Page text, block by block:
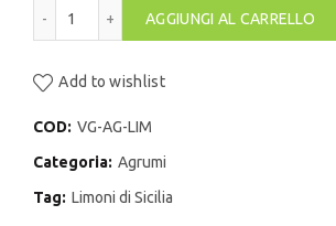
AGGIUNGI AL CARRELLO
Add to wishlist
COD: VG-AG-LIM
Categoria: Agrumi
Tag: Limoni di Sicilia